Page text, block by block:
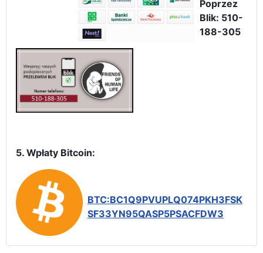
Poprzez
Blik: 510-
188-305
5. Wpłaty Bitcoin:
BTC:BC1Q9PVUPLQ074PKH3FSK
SF33YN95QASP5PSACFDW3